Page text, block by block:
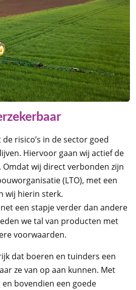
risico’s in de sector goed
Hiervoor gaan wij actief de
wij direct verbonden zijn
(LTO), met een
wij hierin sterk.
een stapje verder dan andere
we tal van producten met
voorwaarden.
dat boeren en tuinders een
ze van op aan kunnen. Met
bovendien een goede